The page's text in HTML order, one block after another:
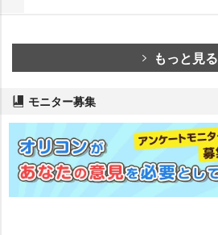
もっと見る
モニター募集